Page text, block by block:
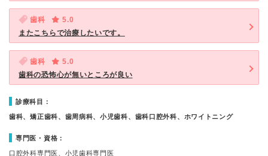
歯科
5.0
またこちらで治療したいです。
歯科
5.0
歯科の恐怖心が無いところが良い
診療科目：
歯科、矯正歯科、歯周病科、小児歯科、歯科口腔外科、ホワイトニング
専門医・資格：
口腔外科専門医、小児歯科専門医